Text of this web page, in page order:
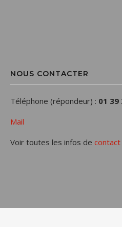
NOUS CONTACTER
Téléphone (répondeur) : 01 39
Mail
Voir toutes les infos de contact